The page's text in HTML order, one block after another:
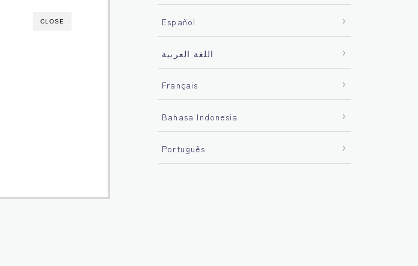
CLOSE Español
اللغة العربية
Français
Bahasa Indonesia
Português